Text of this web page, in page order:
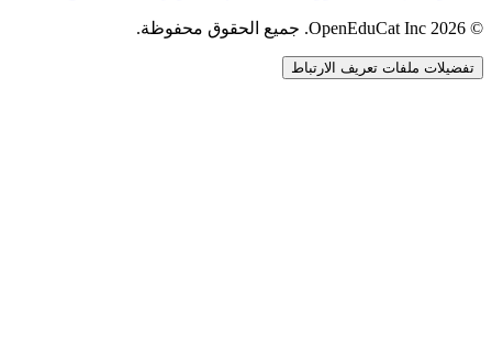
© 2026 OpenEduCat Inc. جميع الحقوق محفوظة.
تفضيلات ملفات تعريف الارتباط